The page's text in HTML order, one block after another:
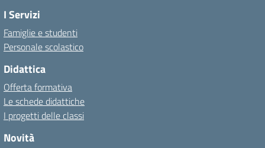
I Servizi
Famiglie e studenti
Personale scolastico
Didattica
Offerta formativa
Le schede didattiche
I progetti delle classi
Novità